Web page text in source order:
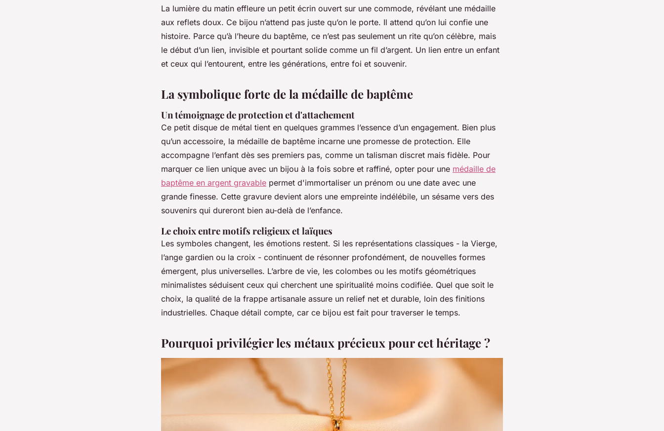
Pourquoi choisir une médaille de
baptême pour un lien éternel
9 min de lecture
La lumière du matin effleure un petit écrin ouvert sur une commode, révélant une médaille
aux reflets doux. Ce bijou n’attend pas juste qu’on le porte. Il attend qu’on lui confie une
histoire. Parce qu’à l’heure du baptême, ce n’est pas seulement un rite qu’on célèbre, mais
le début d’un lien, invisible et pourtant solide comme un fil d’argent. Un lien entre un enfant
et ceux qui l’entourent, entre les générations, entre foi et souvenir.
La symbolique forte de la médaille de baptême
Un témoignage de protection et d'attachement
Ce petit disque de métal tient en quelques grammes l’essence d’un engagement. Bien plus
qu’un accessoire, la médaille de baptême incarne une promesse de protection. Elle
accompagne l’enfant dès ses premiers pas, comme un talisman discret mais fidèle. Pour
marquer ce lien unique avec un bijou à la fois sobre et raffiné, opter pour une médaille de
baptême en argent gravable permet d'immortaliser un prénom ou une date avec une
grande finesse. Cette gravure devient alors une empreinte indélébile, un sésame vers des
souvenirs qui dureront bien au-delà de l’enfance.
Le choix entre motifs religieux et laïques
Les symboles changent, les émotions restent. Si les représentations classiques - la Vierge,
l’ange gardien ou la croix - continuent de résonner profondément, de nouvelles formes
émergent, plus universelles. L’arbre de vie, les colombes ou les motifs géométriques
minimalistes séduisent ceux qui cherchent une spiritualité moins codifiée. Quel que soit le
choix, la qualité de la frappe artisanale assure un relief net et durable, loin des finitions
industrielles. Chaque détail compte, car ce bijou est fait pour traverser le temps.
Pourquoi privilégier les métaux précieux pour cet héritage ?